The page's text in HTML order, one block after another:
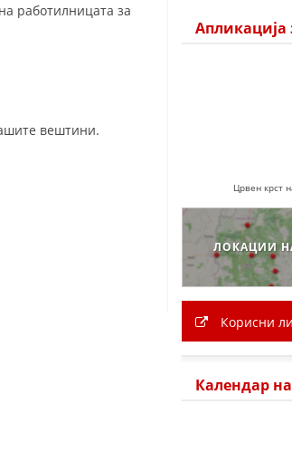
работилницата за
вештини.
Црвен крст
ЛОКАЦИИ
Корисни
Календар